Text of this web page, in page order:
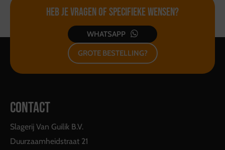
Heb je vragen ofspecifieke wensen?
WHATSAPP
GROTE BESTELLING?
CONTACT
Slagerij Van Guilik B.V.
Duurzaamheidstraat 21